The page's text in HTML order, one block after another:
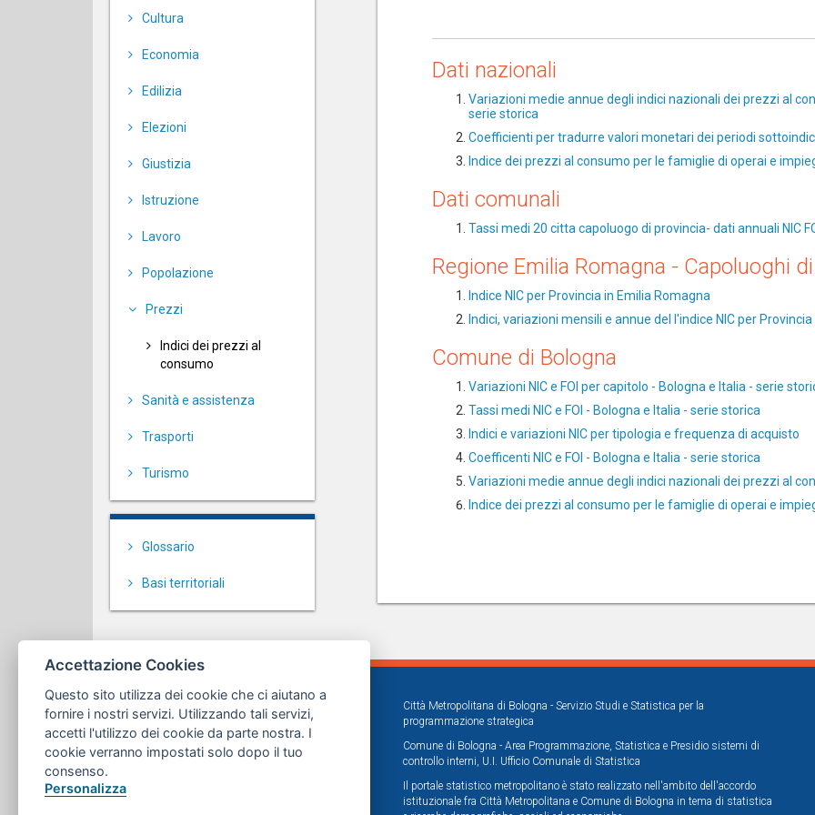
Cultura
Economia
Edilizia
Elezioni
Giustizia
Istruzione
Lavoro
Popolazione
Prezzi
Indici dei prezzi al
consumo
Sanità e assistenza
Trasporti
Turismo
Glossario
Basi territoriali
Dati nazionali
Variazioni medie annue degli indici nazionali dei prezzi al
serie storica
Coefficienti per tradurre valori monetari dei periodi
Indice dei prezzi al consumo per le famiglie di operai e
Dati comunali
Tassi medi 20 citta capoluogo di provincia- dati annuali NIC
Regione Emilia Romagna - Capoluoghi
Indice NIC per Provincia in Emilia Romagna
Indici, variazioni mensili e annue del l'indice NIC per
Comune di Bologna
Variazioni NIC e FOI per capitolo - Bologna e Italia - serie
Tassi medi NIC e FOI - Bologna e Italia - serie storica
Indici e variazioni NIC per tipologia e frequenza di acquisto
Coefficenti NIC e FOI - Bologna e Italia - serie storica
Variazioni medie annue degli indici nazionali dei prezzi al
Indice dei prezzi al consumo per le famiglie di operai e
Città Metropolitana di Bologna - Servizio Studi e Statistica per la
programmazione strategica
Comune di Bologna - Area Programmazione, Statistica e Presidio sistemi di
controllo interni, U.I. Ufficio Comunale di Statistica
Il portale statistico metropolitano è stato realizzato nell'ambito dell'accordo
istituzionale fra Città Metropolitana e Comune di Bologna in tema di statistica
Accettazione Cookies
Questo sito utilizza dei cookie che ci aiutano a
fornire i nostri servizi. Utilizzando tali servizi,
accetti l'utilizzo dei cookie da parte nostra. I
cookie verranno impostati solo dopo il tuo
consenso.
Personalizza